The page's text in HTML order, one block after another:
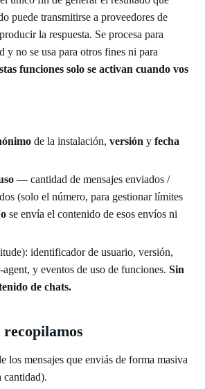
puede transmitirse a proveedores de
la respuesta. Se procesa para
y no se usa para otros fines ni para
funciones solo se activan cuando vos
de la instalación, versión y fecha
— cantidad de mensajes enviados /
(solo el número, para gestionar límites
se envía el contenido de esos envíos ni
identificador de usuario, versión,
y eventos de uso de funciones. Sin
de chats.
los mensajes que enviás de forma masiva
cantidad).